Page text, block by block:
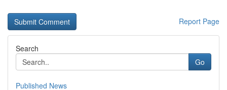
Report Page
Search
Go
Published News